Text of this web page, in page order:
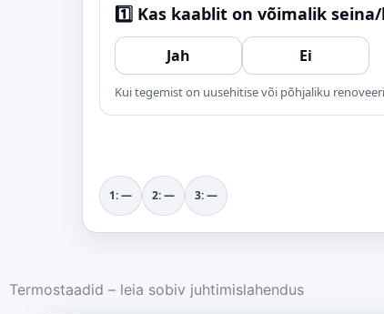
1️⃣ Kas kaablit on võimalik
Jah Ei
Kui tegemist on uusehitise või põhjaliku
1: — 2: — 3: —
Termostaadid – leia sobiv juhtimislahendus